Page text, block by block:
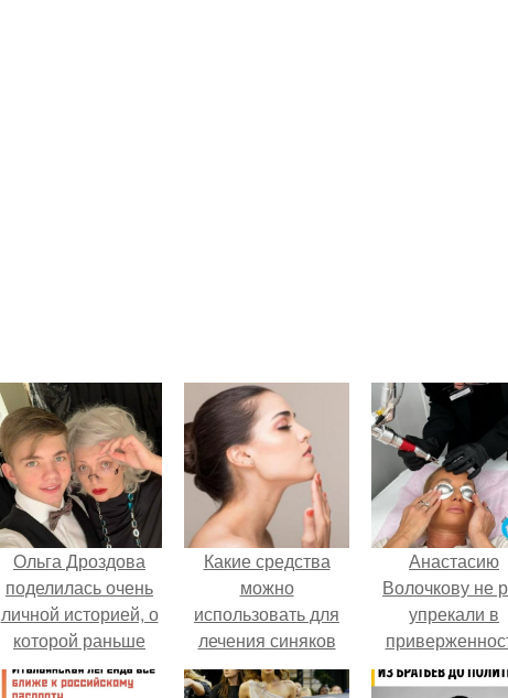
Ольга Дроздова
поделилась очень
личной историей, о
которой раньше
почти не говорила.
Какие средства
можно
использовать для
лечения синяков
под глазами
Анастасию
Волочкову не
упрекали в
устаревшим